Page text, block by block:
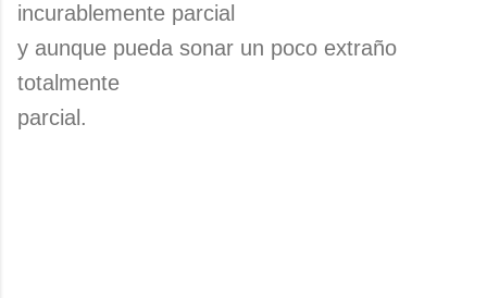
incurablemente parcial
y aunque pueda sonar un poco extraño
totalmente
parcial.